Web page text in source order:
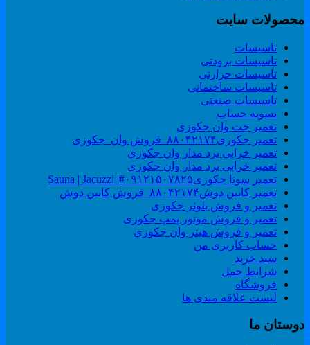
سایت
تاسیسات
تاسیسات برودتی
تاسیسات حرارتی
تاسیسات ساختمانی
تاسیسات صنعتی
تسویه حساب
تعمیر جت وان جکوزی
تعمیر جکوزی۸۸۰۴۲۱۷۴_فروش وان_جکوزی
تعمیر خرابی برد مدار وان جکوزی
تعمیر خرابی برد مدار وان جکوزی
تعمیر سونا جکوزی۰۹۱۲۱۵۰۷۸۲۵#| Sauna | Jacuzzi
تعمیر کابین دوش۸۸۰۴۲۱۷۴_فروش کابین دوش
تعمیر و فروش بلوئر جکوزی
تعمیر و فروش موتور پمپ جکوزی
تعمیر و فروش هیتر وان جکوزی
حساب کاربری من
سبد خرید
شرایط حمل
فروشگاه
لیست علاقه مندی ها
ما